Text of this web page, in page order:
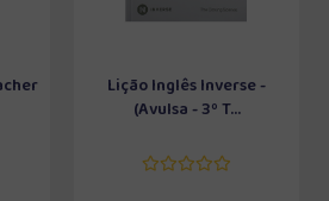
Lição Inglês Inverse -
(Avulsa - 3º T...